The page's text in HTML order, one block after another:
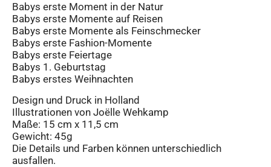
Babys erste Moment in der Natur
Babys erste Momente auf Reisen
Babys erste Momente als Feinschmecker
Babys erste Fashion-Momente
Babys erste Feiertage
Babys 1. Geburtstag
Babys erstes Weihnachten
Design und Druck in Holland
Illustrationen von Joëlle Wehkamp
Maße: 15 cm x 11,5 cm
Gewicht: 45g
Die Details und Farben können unterschiedlich
ausfallen.